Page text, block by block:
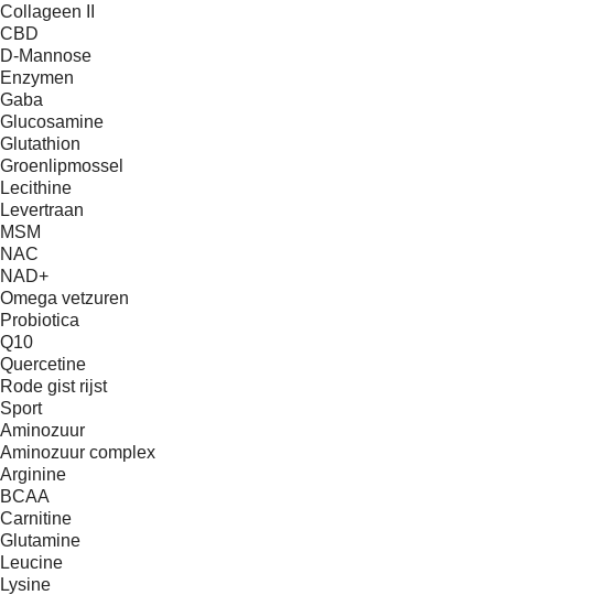
Collageen II
CBD
D-Mannose
Enzymen
Gaba
Glucosamine
Glutathion
Groenlipmossel
Lecithine
Levertraan
MSM
NAC
NAD+
Omega vetzuren
Probiotica
Q10
Quercetine
Rode gist rijst
Sport
Aminozuur
Aminozuur complex
Arginine
BCAA
Carnitine
Glutamine
Leucine
Lysine